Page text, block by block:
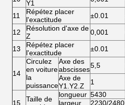
Y1
11
Répétez placer
l'exactitude
±0.01
12
Résolution d'axe de
Z
0,001
13
Répétez placer
l'exactitude
±0.01
14
Circulez
en voiture
la
puissance
Axe des
abscisses5,5
Axe de
Y1.Y2.Z
1
15
Taille de
longueur 5430
largeur
2230/2480